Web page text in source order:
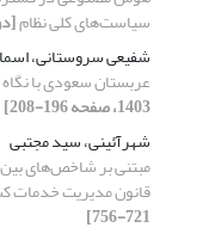
سیاست‌‌های کلی نظام[دوره 12،
شفیعی سروستانی،
عربستان سعودی با
1403، صفحه 196-208]
شهرآئینی، سید مجتبی
قانون مدیریت خدمات
721-756]